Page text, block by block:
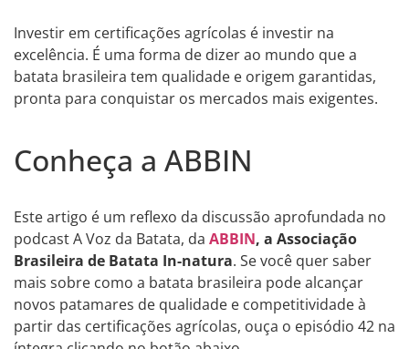
Investir em certificações agrícolas é investir na
excelência. É uma forma de dizer ao mundo que a
batata brasileira tem qualidade e origem garantidas,
pronta para conquistar os mercados mais exigentes.
Conheça a ABBIN
Este artigo é um reflexo da discussão aprofundada no
podcast A Voz da Batata, da ABBIN, a Associação
Brasileira de Batata In-natura. Se você quer saber
mais sobre como a batata brasileira pode alcançar
novos patamares de qualidade e competitividade à
partir das certificações agrícolas, ouça o episódio 42 na